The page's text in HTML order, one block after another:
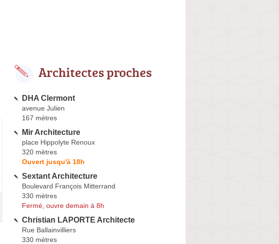
Architectes proches
DHA Clermont
avenue Julien
167 mètres
Mir Architecture
place Hippolyte Renoux
320 mètres
Ouvert jusqu'à 18h
Sextant Architecture
Boulevard François Mitterrand
330 mètres
Fermé, ouvre demain à 8h
Christian LAPORTE Architecte
Rue Ballainvilliers
330 mètres